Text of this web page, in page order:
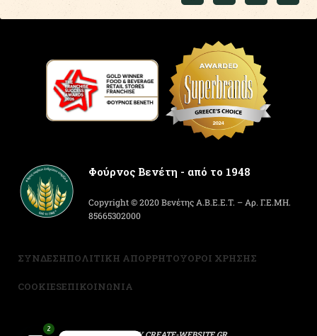
Φούρνος Βενέτη - από το 1948
Copyright © 2020 Βενέτης Α.Β.Ε.Ε.Τ. – Αρ. Γ.Ε.ΜΗ.
85665302000
ΣΥΝΔΕΣΗΠΟΛΙΤΙΚΗ ΑΠΟΡΡΗΤΟΥΟΡΟΙ ΧΡΗΣΗΣ
COOKIESΕΠΙΚΟΙΝΩΝΙΑ
2